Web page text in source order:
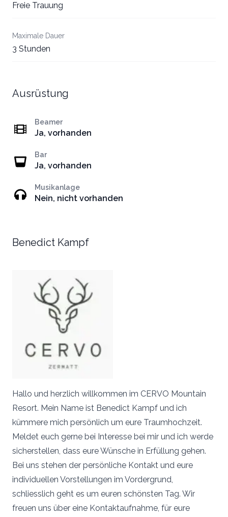
Freie Trauung
Maximale Dauer
3 Stunden
Ausrüstung
Beamer
Ja, vorhanden
Bar
Ja, vorhanden
Musikanlage
Nein, nicht vorhanden
Benedict Kampf
Hallo und herzlich willkommen im CERVO Mountain
Resort. Mein Name ist Benedict Kampf und ich
kümmere mich persönlich um eure Traumhochzeit.
Meldet euch gerne bei Interesse bei mir und ich werde
sicherstellen, dass eure Wünsche in Erfüllung gehen.
Bei uns stehen der persönliche Kontakt und eure
individuellen Vorstellungen im Vordergrund,
schliesslich geht es um euren schönsten Tag. Wir
freuen uns über eine Kontaktaufnahme, für eure